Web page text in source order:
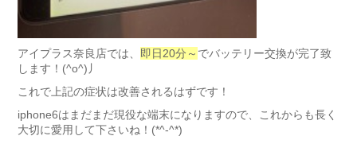
アイプラス奈良店では、 即日20分～ でバッテリー交換が完了致
します！(^o^)丿
これで上記の症状は改善されるはずです！
iphone6はまだまだ現役な端末になりますので、これからも長く
大切に愛用して下さいね！(*^-^*)